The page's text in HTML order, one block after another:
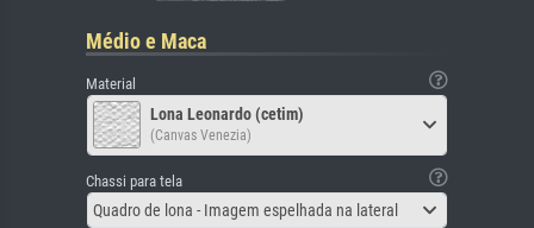
Médio e Maca
Material
Lona Leonardo (cetim)
(Canvas Venezia)
Chassi para tela
Quadro de lona - Imagem espelhada na lateral